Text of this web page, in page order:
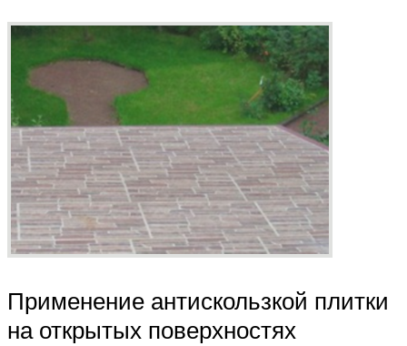
Применение антискользкой плитки
на открытых поверхностях